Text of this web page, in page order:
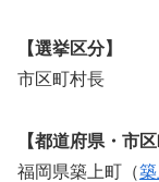
【選挙区分】
市区町村長
【都道府県・市区
福岡県築上町（